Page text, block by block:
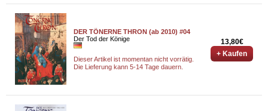
DER TÖNERNE THRON (ab 2010) #04
Der Tod der Könige
Dieser Artikel ist momentan nicht vorrätig.
Die Lieferung kann 5-14 Tage dauern.
13,80€
+ Kaufen